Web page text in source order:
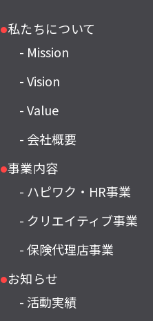
●私たちについて
- Mission
- Vision
- Value
- 会社概要
●事業内容
- ハピワク・HR事業
- クリエイティブ事業
- 保険代理店事業
● お知らせ
- 活動実績